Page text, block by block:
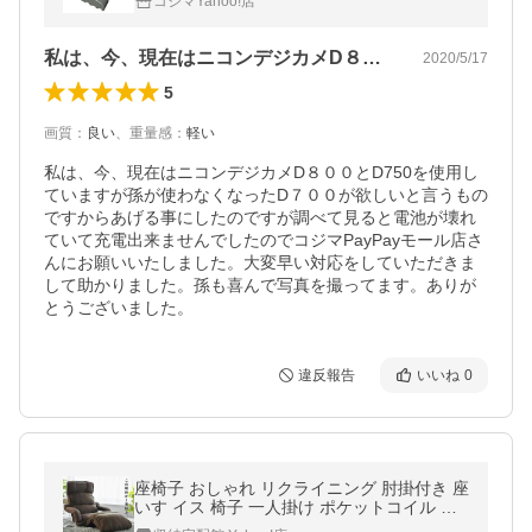
私は、今、現在はニコンデジカメD８００… 2020/5/17
5
画質 ： 良い、 重量感 ： 軽い
私は、今、現在はニコンデジカメD８００とD750を使用し
ていますが孫が使わなくなったD７００が欲しいと言うもの
ですからあげる事にしたのですが調べて見ると電池が壊れ
ていて充電出来ませんでしたのでコジマPayPayモール店さ
んにお願いいたしました。大変早い対応をしていただきま
して助かりました。孫も喜んで写真を撮ってます。ありが
とうございました。
違反報告 いいね 0
座椅子 おしゃれ リクライニング 肘掛付き 座
いす イス 椅子 一人掛け ポケットコイル 腰
痛 安い 北欧 チェア YCK-002 （在庫処分）